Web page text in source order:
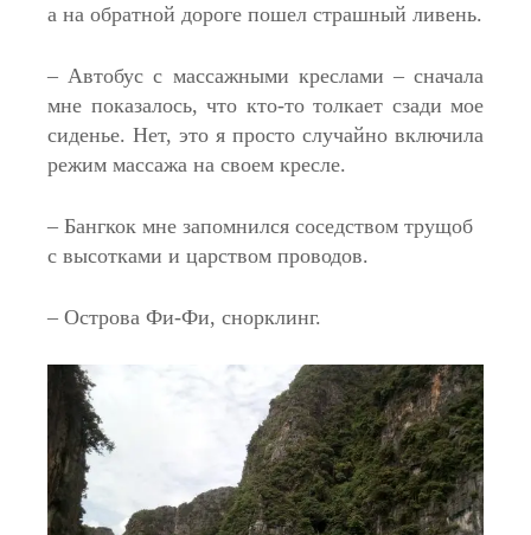
а на обратной дороге пошел страшный ливень.
– Автобус с массажными креслами – сначала
мне показалось, что кто-то толкает сзади мое
сиденье. Нет, это я просто случайно включила
режим массажа на своем кресле.
– Бангкок мне запомнился соседством трущоб
с высотками и царством проводов.
– Острова Фи-Фи, снорклинг.